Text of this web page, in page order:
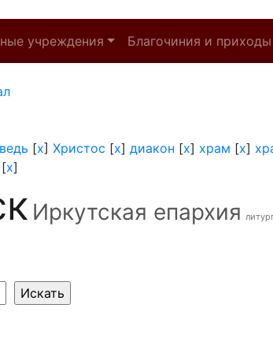
учреждения Благочиния и приходы
[x] Христос [x] диакон [x] храм [x]
[x]
Иркутская епархия